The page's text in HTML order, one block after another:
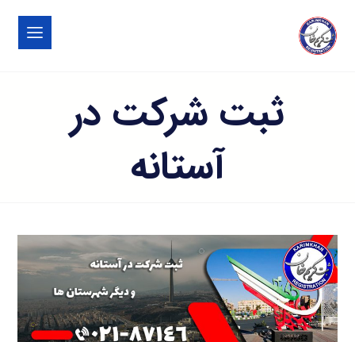
ثبت شرکت در
آستانه